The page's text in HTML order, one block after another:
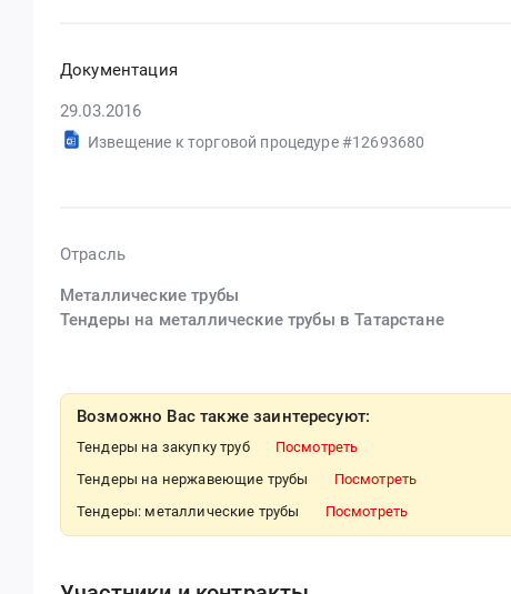
Документация
29.03.2016
Извещение к торговой процедуре #12693680
Отрасль
Металлические трубы
Тендеры на металлические трубы в Татарстане
Возможно Вас также заинтересуют:
Тендеры на закупку труб
Посмотреть
Тендеры на нержавеющие трубы
Посмотреть
Тендеры: металлические трубы
Посмотреть